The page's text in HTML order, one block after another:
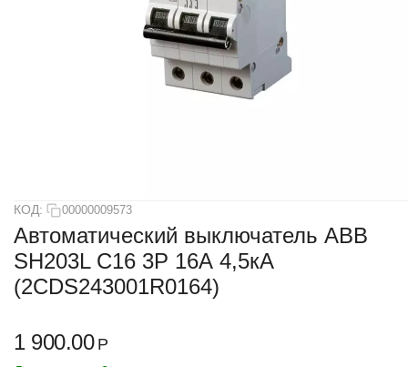
КОД: 00000009573
Автоматический выключатель ABB
SH203L C16 3Р 16А 4,5кА
(2CDS243001R0164)
1 900.00 Р